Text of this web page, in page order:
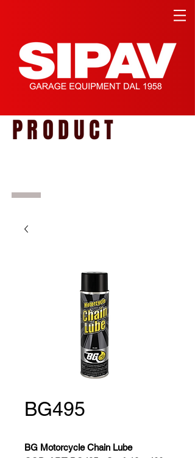
PRODUCT
BG495
BG Motorcycle Chain Lube